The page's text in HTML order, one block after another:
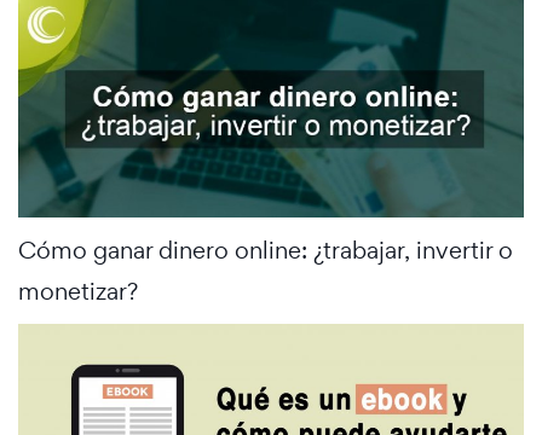
Cómo ganar dinero online: ¿trabajar, invertir o
monetizar?